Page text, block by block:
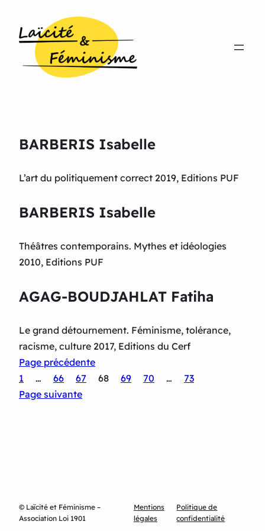
BARBERIS Isabelle
L’art du politiquement correct 2019, Editions PUF
BARBERIS Isabelle
Théâtres contemporains. Mythes et idéologies
2010, Editions PUF
AGAG-BOUDJAHLAT Fatiha
Le grand détournement. Féminisme, tolérance,
racisme, culture 2017, Editions du Cerf
Page précédente
1
… 66 67 68 69 70 …
73
Page suivante
© Laïcité et Féminisme –
Association Loi 1901
Mentions
légales
Politique de
confidentialité